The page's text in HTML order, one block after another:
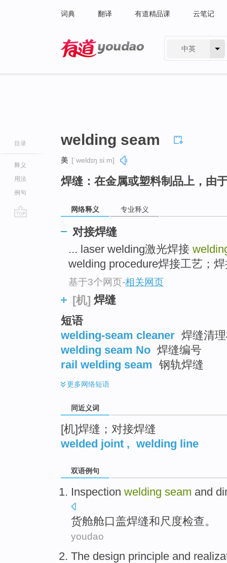
词典 翻译 有道精品课 云笔记
中英
目录
释义
用法
例句
welding seam
美 [ˈweldɪŋ siːm]
焊缝：在金属或塑料制品上，由
网络释义 专业释义
对接焊缝
... laser welding激光焊接
welding procedure焊接工艺；
基于3个网页-相关网页
[机] 焊缝
短语
welding-seam cleaner 焊缝清
welding seam No 焊缝编号
rail welding seam 钢轨焊缝
更多网络短语
同近义词
[机]焊缝；对接焊缝
welded joint , welding line
双语例句
Inspection welding seam and
货舱舱口盖焊缝和 尺度检查。
youdao
The design principle and